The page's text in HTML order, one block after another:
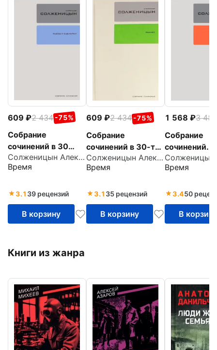
609 2 434 -75%
Собрание
сочинений в 30
томах. Том 19.
Пьесы и сценарии
Солженицын Александр Исаевич
Время
3.1 39 рецензий
В корзину
609 2 434 -75%
Собрание
сочинений в 30-ти
томах. Том 18.
Ранняя проза.
Солженицын Александр Исаевич
Время
3.1 35 рецензий
В корзину
1 568
3 484
Собрание
сочинений.
Бодался
дубом
Время
3.450
В корзину
Книги из жанра